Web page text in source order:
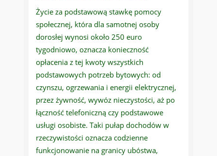
Życie za podstawową stawkę pomocy
społecznej, która dla samotnej osoby
dorosłej wynosi około 250 euro
tygodniowo, oznacza konieczność
opłacenia z tej kwoty wszystkich
podstawowych potrzeb bytowych: od
czynszu, ogrzewania i energii elektrycznej,
przez żywność, wywóz nieczystości, aż po
łączność telefoniczną czy podstawowe
usługi osobiste. Taki pułap dochodów w
rzeczywistości oznacza codzienne
funkcjonowanie na granicy ubóstwa,